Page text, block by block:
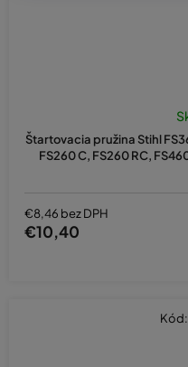
Štartovacia pružina Stihl
FS260 C, FS260 RC,
€8,46 bez DPH
€10,40
Kód: